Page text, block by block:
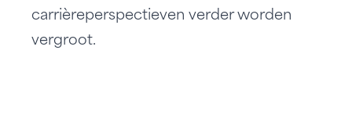
carrièreperspectieven verder worden
vergroot.